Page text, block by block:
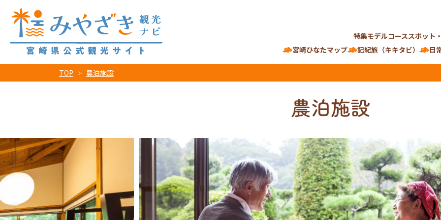
特集モデルコーススポット
宮崎ひなたマップ
記紀旅（キキタビ） 日
TOP 農泊施設
農泊施設